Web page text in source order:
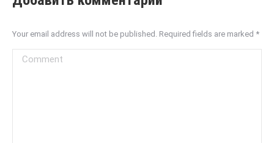
Your email address will not be published. Required fields are marked *
Comment